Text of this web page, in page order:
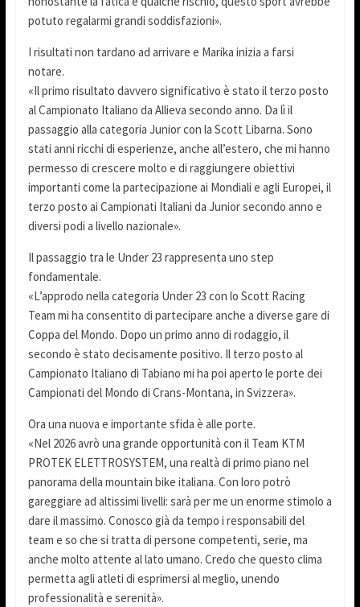
potuto regalarmi grandi soddisfazioni».
I risultati non tardano ad arrivare e Marika inizia a farsi
notare.
«Il primo risultato davvero significativo è stato il terzo posto
al Campionato Italiano da Allieva secondo anno. Da lì il
passaggio alla categoria Junior con la Scott Libarna. Sono
stati anni ricchi di esperienze, anche all’estero, che mi hanno
permesso di crescere molto e di raggiungere obiettivi
importanti come la partecipazione ai Mondiali e agli Europei, il
terzo posto ai Campionati Italiani da Junior secondo anno e
diversi podi a livello nazionale».
Il passaggio tra le Under 23 rappresenta uno step
fondamentale.
«L’approdo nella categoria Under 23 con lo Scott Racing
Team mi ha consentito di partecipare anche a diverse gare di
Coppa del Mondo. Dopo un primo anno di rodaggio, il
secondo è stato decisamente positivo. Il terzo posto al
Campionato Italiano di Tabiano mi ha poi aperto le porte dei
Campionati del Mondo di Crans-Montana, in Svizzera».
Ora una nuova e importante sfida è alle porte.
«Nel 2026 avrò una grande opportunità con il Team KTM
PROTEK ELETTROSYSTEM, una realtà di primo piano nel
panorama della mountain bike italiana. Con loro potrò
gareggiare ad altissimi livelli: sarà per me un enorme stimolo a
dare il massimo. Conosco già da tempo i responsabili del
team e so che si tratta di persone competenti, serie, ma
anche molto attente al lato umano. Credo che questo clima
permetta agli atleti di esprimersi al meglio, unendo
professionalità e serenità».